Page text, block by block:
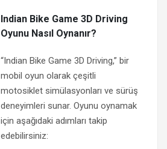
Indian Bike Game 3D Driving
Oyunu Nasıl Oynanır?
“Indian Bike Game 3D Driving,” bir
mobil oyun olarak çeşitli
motosiklet simülasyonları ve sürüş
deneyimleri sunar. Oyunu oynamak
için aşağıdaki adımları takip
edebilirsiniz: